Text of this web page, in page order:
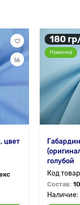
цвет
180
Новинка
голубой
Состав: